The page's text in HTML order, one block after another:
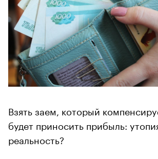
Взять заем, который
будет приносить прибыль:
реальность?